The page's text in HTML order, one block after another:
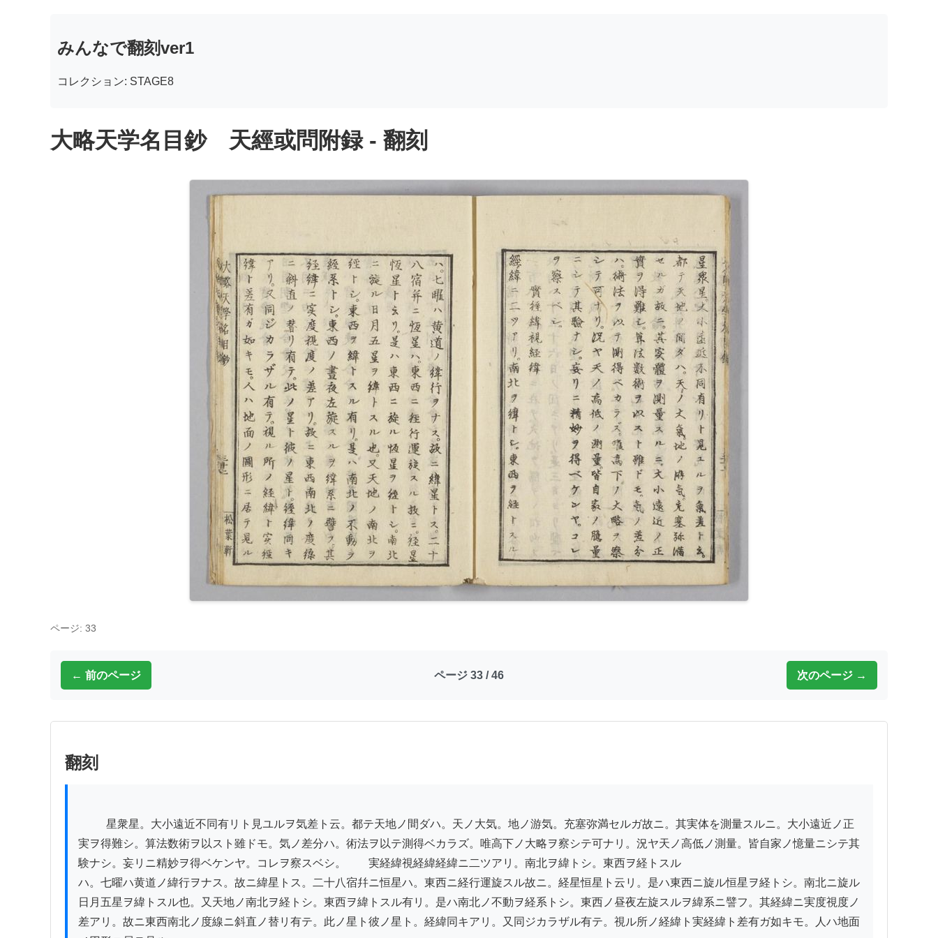
みんなで翻刻ver1
コレクション: STAGE8
大略天学名目鈔 天經或問附録 - 翻刻
ページ: 33
← 前のページ ページ 33 / 46 次のページ →
翻刻
実ヲ得難シ。算法数術ヲ以スト雖ドモ。気ノ差分ハ。術法ヲ以テ測得ベカラズ。唯高下ノ大略ヲ察シテ可ナリ。況ヤ天ノ高低ノ測量。皆自家ノ憶量ニシテ其
験ナシ。妄リニ精妙ヲ得ベケンヤ。コレヲ察スベシ。　　実経緯視経緯経緯ニ二ツアリ。南北ヲ緯トシ。東西ヲ経トスル
ハ。七曜ハ黄道ノ緯行ヲナス。故ニ緯星トス。二十八宿幷ニ恒星ハ。東西ニ経行運旋スル故ニ。経星恒星ト云リ。是ハ東西ニ旋ル恒星ヲ経トシ。南北ニ旋ル
日月五星ヲ緯トスル也。又天地ノ南北ヲ経トシ。東西ヲ緯トスル有リ。是ハ南北ノ不動ヲ経系トシ。東西ノ昼夜左旋スルヲ緯系ニ譬フ。其経緯ニ実度視度ノ
差アリ。故ニ東西南北ノ度線ニ斜直ノ替リ有テ。此ノ星ト彼ノ星ト。経緯同キアリ。又同ジカラザル有テ。視ル所ノ経緯ト実経緯ト差有ガ如キモ。人ハ地面